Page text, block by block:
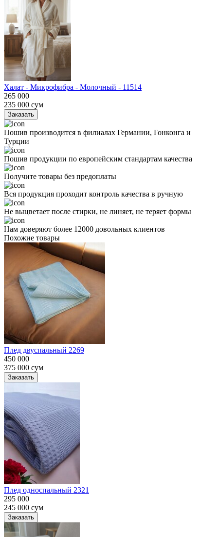
Халат - Микрофибра - Молочный - 11514
265 000
235 000 сум
Заказать
Пошив производится в филиалах Германии, Гонконга и
Турции
Пошив продукции по европейским стандартам качества
Получите товары без предоплаты
Вся продукция проходит контроль качества в ручную
Не выцветает после стирки, не линяет, не теряет формы
Нам доверяют более 12000 довольных клиентов
Похожие товары
Плед двуспальный 2269
450 000
375 000 сум
Заказать
Плед односпальный 2321
295 000
245 000 сум
Заказать